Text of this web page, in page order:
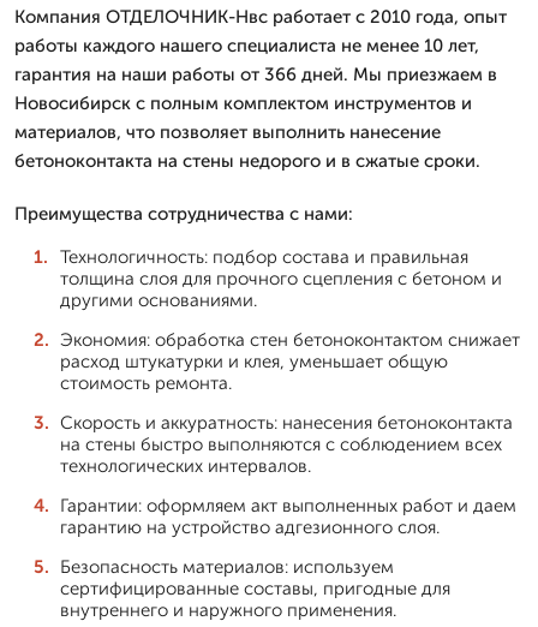
Компания ОТДЕЛОЧНИК-Нвс работает с 2010 года, опыт
работы каждого нашего специалиста не менее 10 лет,
гарантия на наши работы от 366 дней. Мы приезжаем в
Новосибирск с полным комплектом инструментов и
материалов, что позволяет выполнить нанесение
бетоноконтакта на стены недорого и в сжатые сроки.
Преимущества сотрудничества с нами:
Технологичность: подбор состава и правильная
толщина слоя для прочного сцепления с бетоном и
другими основаниями.
Экономия: обработка стен бетоноконтактом снижает
расход штукатурки и клея, уменьшает общую
стоимость ремонта.
Скорость и аккуратность: нанесения бетоноконтакта
на стены быстро выполняются с соблюдением всех
технологических интервалов.
Гарантии: оформляем акт выполненных работ и даем
гарантию на устройство адгезионного слоя.
Безопасность материалов: используем
сертифицированные составы, пригодные для
внутреннего и наружного применения.